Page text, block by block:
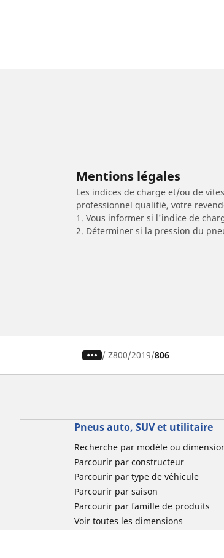
Mentions légales
Les indices de charge et/ou de
professionnel qualifié, votre
1. Vous informer si l'indice de
2. Déterminer si la pression du
/ Z800 2019 806
Pneus auto, SUV et utilitaire
Recherche par modèle ou
Parcourir par constructeur
Parcourir par type de véhicule
Parcourir par saison
Parcourir par famille de produits
Voir toutes les dimensions